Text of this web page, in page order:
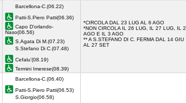
Barcellona-C.(06.22)
Patti-S.Piero Patti(06.36)
Capo D'orlando-
Naso(06.56)
S.Agata Di M.(07.23)
S.Stefano Di C.(07.48)
Cefalu'(08.19)
Termini Imerese(08.39)
*CIRCOLA DAL 23 LUG AL 6 AGO
*NON CIRCOLA IL 26 LUG, IL 27 LUG, IL 2
AGO E IL 3 AGO
** A S.STEFANO DI C. FERMA DAL 14 GIU
AL 27 SET
Barcellona-C.(06.40)
Patti-S.Piero Patti(06.53)
S.Giorgio(06.58)